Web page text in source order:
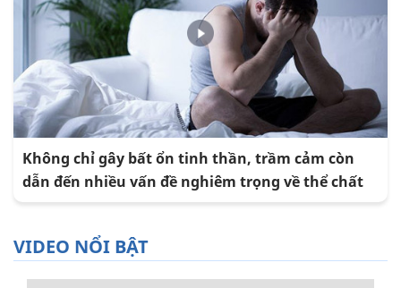
Không chỉ gây bất ổn tinh thần, trầm cảm còn
dẫn đến nhiều vấn đề nghiêm trọng về thể chất
VIDEO NỔI BẬT